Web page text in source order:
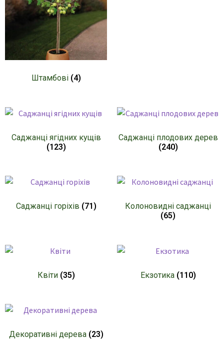
Штамбові (4)
Саджанці ягідних кущів
(123)
Саджанці плодових дерев
(240)
Саджанці горіхів (71)
Колоновидні саджанці
(65)
Квіти (35) Екзотика (110)
Декоративні дерева (23)